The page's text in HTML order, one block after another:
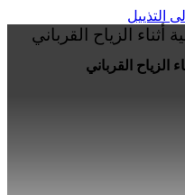
التذييل
أثناء الزياح القرباني
الزياح القرباني